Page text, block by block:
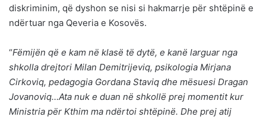
diskriminim, që dyshon se nisi si hakmarrje për shtëpinë e
ndërtuar nga Qeveria e Kosovës.
“Fëmijën që e kam në klasë të dytë, e kanë larguar nga
shkolla drejtori Milan Demitrijeviq, psikologia Mirjana
Cirkoviq, pedagogia Gordana Staviq dhe mësuesi Dragan
Jovanoviq…Ata nuk e duan në shkollë prej momentit kur
Ministria për Kthim ma ndërtoi shtëpinë. Dhe prej atij